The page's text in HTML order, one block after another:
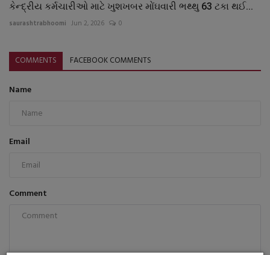
કેન્દ્રીય કર્મચારીઓ માટે ખુશખબર મોંઘવારી ભથ્થુ 63 ટકા થઈ...
saurashtrabhoomi Jun 2, 2026 0
COMMENTS FACEBOOK COMMENTS
Name
Email
Comment